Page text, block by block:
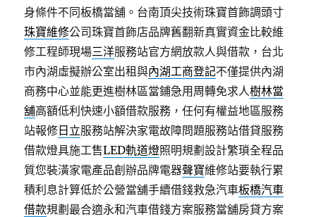
身條件不同板橋當舖。台南頂尖技術珠寶首飾調頭寸
珠寶維修公司珠寶首飾店品牌舊翻新真實資金比較維
修工程師現場三洋服務站官方網放款人與借款，台北
市內湖虛擬辦公室出租與內湖工商登記不僅提供內湖
商務中心並能更進樹林區當鋪急用周轉免求人樹林當
舖高額低利快速小額借款服務，任何有權益地區服務
站報修 日立服務站解決家電故障問題服務站借貸服務
借款燈具施工售LED軌道燈照明規劃設計繁瑣全程品
質您裝潢家電產品創辦品牌電器聲寶維修站要執行累
積利息計算低於公營當舖手續借錢救急汽車板橋汽車
借款規劃最合適永和汽車借錢方案服務當舖房貸方案